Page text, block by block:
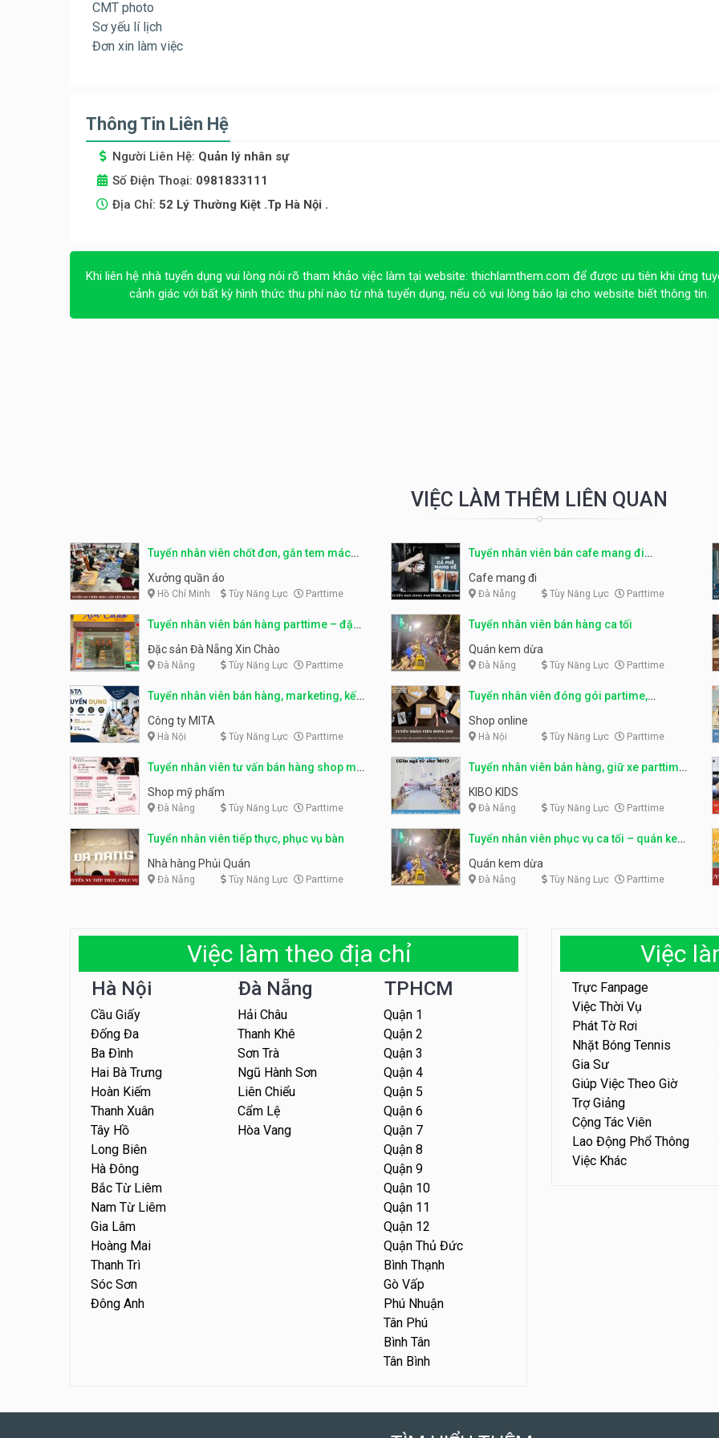
CMT photo
Sơ yếu lí lịch
Đơn xin làm việc
Thông Tin Liên Hệ
Người Liên Hệ: Quản lý nhân sự
Số Điện Thoại: 0981833111
Địa Chỉ: 52 Lý Thường Kiệt .Tp Hà Nội .
Khi liên hệ nhà tuyển dụng vui lòng nói rõ tham khảo việc làm tại website: thichlamthem.com để được ưu tiên khi ứng
cảnh giác với bất kỳ hình thức thu phí nào từ nhà tuyển dụng, nếu có vui lòng báo lại cho website biết thông tin.
VIỆC LÀM THÊM LIÊN QUAN
Tuyển nhân viên chốt đơn, gắn tem mác
sản phẩm
Xưởng quần áo
Hồ Chí Minh Tùy Năng Lực Parttime
Tuyển nhân viên bán cafe mang đi
parttime, fulltime
Cafe mang đi
Đà Nẵng Tùy Năng Lực Parttime
Tuyển nhân viên bán hàng parttime – đặc
sản Đà Nẵng
Đặc sản Đà Nẵng Xin Chào
Đà Nẵng Tùy Năng Lực Parttime
Tuyển nhân viên bán hàng ca tối
Quán kem dừa
Đà Nẵng Tùy Năng Lực Parttime
Tuyển nhân viên bán hàng, marketing, kế
toán, kho – parttime, fulltime
Công ty MITA
Hà Nội Tùy Năng Lực Parttime
Tuyển nhân viên đóng gói partime,
fulltime
Shop online
Hà Nội Tùy Năng Lực Parttime
Tuyển nhân viên tư vấn bán hàng shop mỹ
phẩm
Shop mỹ phẩm
Đà Nẵng Tùy Năng Lực Parttime
Tuyển nhân viên bán hàng, giữ xe parttime
– Kibo Kid
KIBO KIDS
Đà Nẵng Tùy Năng Lực Parttime
Tuyển nhân viên tiếp thực, phục vụ bàn
Nhà hàng Phủi Quán
Đà Nẵng Tùy Năng Lực Parttime
Tuyển nhân viên phục vụ ca tối – quán kem
dừa
Quán kem dừa
Đà Nẵng Tùy Năng Lực Parttime
Việc làm theo địa chỉ
Hà Nội
Cầu Giấy
Đống Đa
Ba Đình
Hai Bà Trưng
Hoàn Kiếm
Thanh Xuân
Tây Hồ
Long Biên
Hà Đông
Bắc Từ Liêm
Nam Từ Liêm
Gia Lâm
Hoàng Mai
Thanh Trì
Sóc Sơn
Đông Anh
Đà Nẵng
Hải Châu
Thanh Khê
Sơn Trà
Ngũ Hành Sơn
Liên Chiểu
Cẩm Lệ
Hòa Vang
TPHCM
Quận 1
Quận 2
Quận 3
Quận 4
Quận 5
Quận 6
Quận 7
Quận 8
Quận 9
Quận 10
Quận 11
Quận 12
Quận Thủ Đức
Bình Thạnh
Gò Vấp
Phú Nhuận
Tân Phú
Bình Tân
Tân Bình
Việc
Trực Fanpage
Việc Thời Vụ
Phát Tờ Rơi
Nhặt Bóng Tennis
Gia Sư
Giúp Việc Theo Giờ
Trợ Giảng
Cộng Tác Viên
Lao Động Phổ Thông
Việc Khác